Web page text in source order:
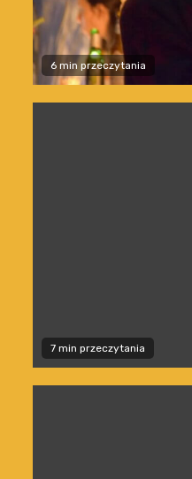
6 min przeczytania
7 min przeczytania